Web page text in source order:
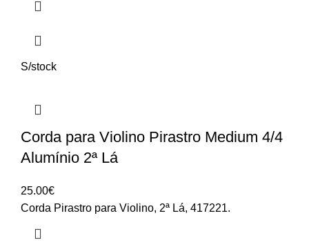
S/stock
Corda para Violino Pirastro Medium 4/4
Alumínio 2ª Lá
25.00€
Corda Pirastro para Violino, 2ª Lá, 417221.